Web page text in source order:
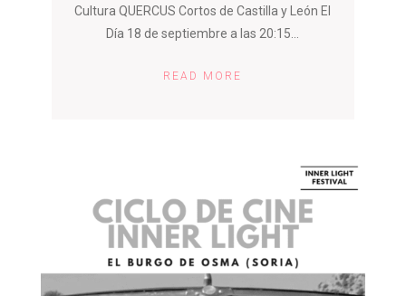
Cultura QUERCUS Cortos de Castilla y León El
Día 18 de septiembre a las 20:15...
READ MORE